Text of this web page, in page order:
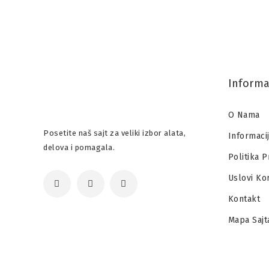
Posetite naš sajt za veliki izbor alata,
delova i pomagala.
O Nama
Politika
Uslovi
Kontakt
Mapa